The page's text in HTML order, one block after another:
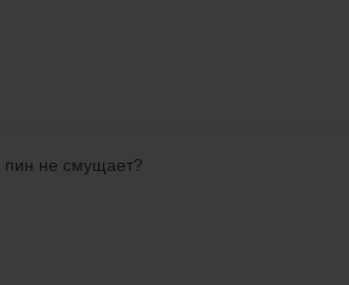
пин не смущает?